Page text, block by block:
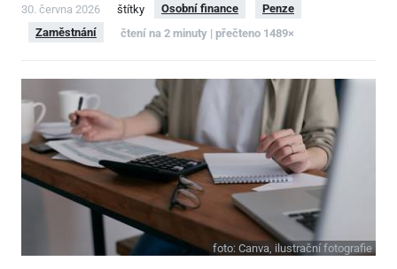
30. června 2026 štítky Osobní finance
Penze
Zaměstnání
čtení na 2 minuty | přečteno 1489×
foto: Canva, ilustrační fotografie